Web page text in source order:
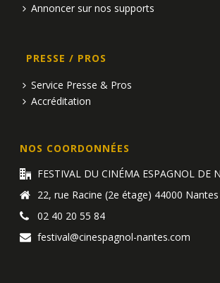
Annoncer sur nos supports
PRESSE / PROS
Service Presse & Pros
Accréditation
NOS COORDONNÉES
FESTIVAL DU CINÉMA ESPAGNOL DE
22, rue Racine (2e étage) 44000 Nantes
02 40 20 55 84
festival@cinespagnol-nantes.com